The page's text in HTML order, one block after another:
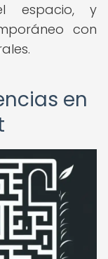
espacio, y
con
en